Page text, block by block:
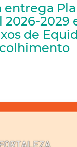
entrega
2026-2029
de